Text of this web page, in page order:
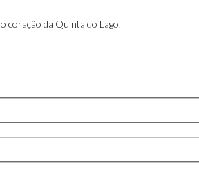
coração da Quinta do Lago.